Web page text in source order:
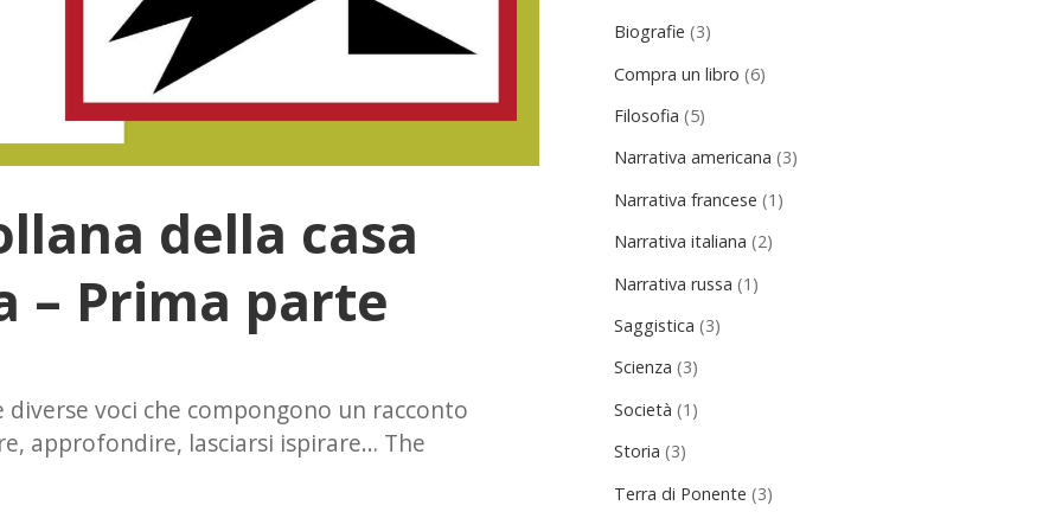
della casa
– Prima parte
voci che compongono un racconto
approfondire, lasciarsi ispirare… The
Biografie (3)
Compra un libro (6)
Filosofia (5)
Narrativa americana (3)
Narrativa francese (1)
Narrativa italiana (2)
Narrativa russa (1)
Saggistica (3)
Scienza (3)
Società (1)
Storia (3)
Terra di Ponente (3)